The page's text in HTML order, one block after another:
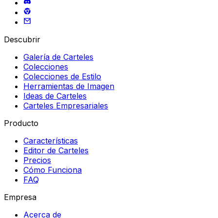
Descubrir
Galería de Carteles
Colecciones
Colecciones de Estilo
Herramientas de Imagen
Ideas de Carteles
Carteles Empresariales
Producto
Características
Editor de Carteles
Precios
Cómo Funciona
FAQ
Empresa
Acerca de